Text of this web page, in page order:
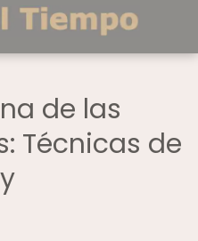
de las
Técnicas de